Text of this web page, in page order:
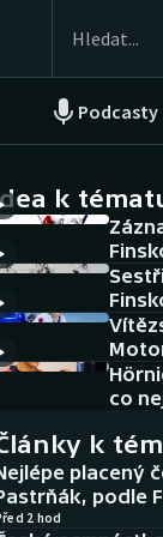
Podcasty
Historické
Aplikace ČT
AZ kvíz
k
co
k
placený
podle
2 hod